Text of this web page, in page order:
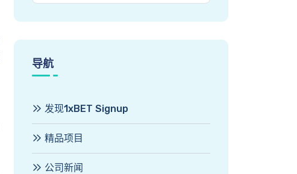
导航
发现1xBET Signup
精品项目
公司新闻